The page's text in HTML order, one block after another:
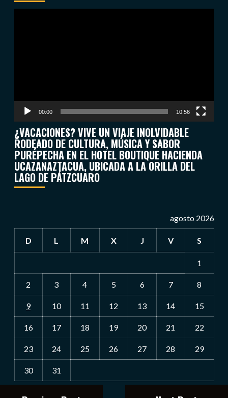
00:00 10:56
¿VACACIONES? VIVE UN VIAJE INOLVIDABLE
RODEADO DE CULTURA, MÚSICA Y SABOR
PURÉPECHA EN EL HOTEL BOUTIQUE HACIENDA
UCAZANAZTACUA, UBICADA A LA ORILLA DEL
LAGO DE PÁTZCUARO
agosto 2026
D L M X J V S
1
2 3 4 5 6 7 8
9 10 11 12 13 14 15
16 17 18 19 20 21 22
23 24 25 26 27 28 29
30 31